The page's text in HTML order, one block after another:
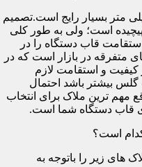
در بازار ضخامت های 2،2.5 و 3 میلی متر بسیار رایج است.تصمیم
است؛ ولی به طور کلی
قاب دستگاه را در
متفرقه در بازار است که در
کیفیت و استقامت لازم
بیشتر باشد احتمال
ترین ملاک برای انتخاب
قاب دستگاه شما است.
است؟
های زیر را باتوجه به